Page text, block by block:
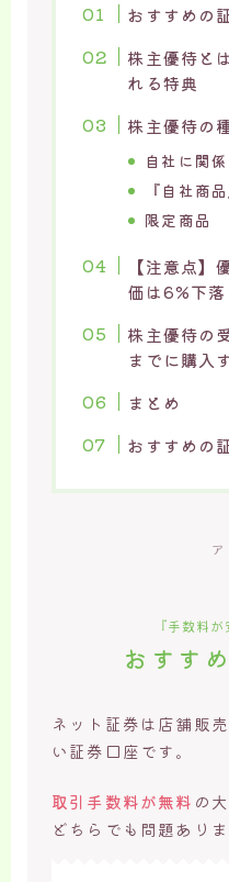
おすすめの
株主優待と
れる特典
株主優待の
自社に関
『自社商
限定商品
【注意点】
価は6%下落
株主優待の
までに購入
まとめ
おすすめの
ア
『手数料
おすす
ネット証券は店舗販
い証券口座です。
取引手数料が無料 の
どちらでも問題ありま